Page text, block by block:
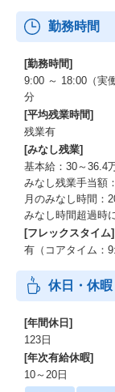
勤務時間
[勤務時間]
9:00 ～ 18:00（実
分
[平均残業時間]
残業有
[みなし残業]
基本給：30～36.4
みなし残業手当額
月のみなし時間：
みなし時間超過時
[フレックスタイム]
有（コアタイム：
休日・休暇
[年間休日]
123日
[年次有給休暇]
10～20日